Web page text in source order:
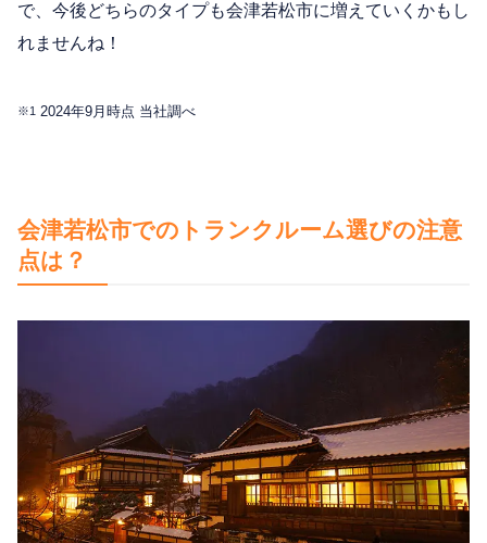
で、今後どちらのタイプも会津若松市に増えていくかもし
れませんね！
※1 2024年9月時点 当社調べ
会津若松市でのトランクルーム選びの注意
点は？